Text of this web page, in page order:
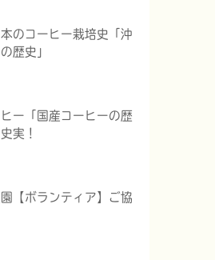
本のコーヒー栽培史「沖
歴史」
ー「国産コーヒーの歴
実！
【ボランティア】ご協